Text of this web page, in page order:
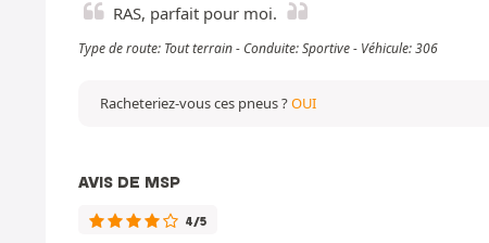
RAS, parfait pour moi.
Type de route: Tout terrain - Conduite: Sportive - Véhicule: 306
Racheteriez-vous ces pneus ?OUI
AVIS DE MSP
4/5